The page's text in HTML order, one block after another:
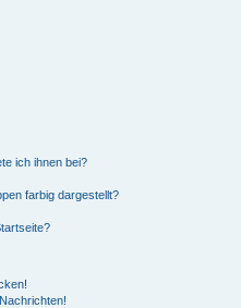
ich ihnen bei?
farbig dargestellt?